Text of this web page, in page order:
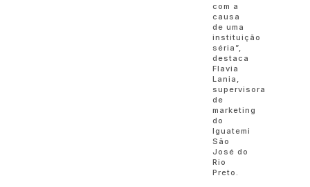
com a
causa
de uma
instituição
séria”,
destaca
Flavia
Lania,
supervisora
de
marketing
do
Iguatemi
São
José do
Rio
Preto.